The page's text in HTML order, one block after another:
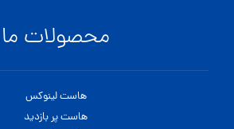
محصولات ما
هاست لینوکس
هاست پر بازدید